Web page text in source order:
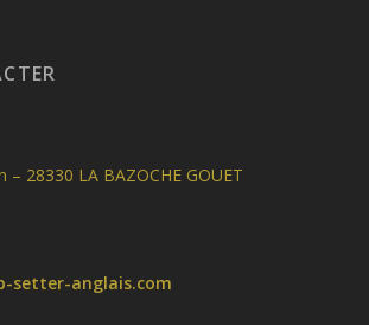
– 28330 LA BAZOCHE GOUET
setter-anglais.com